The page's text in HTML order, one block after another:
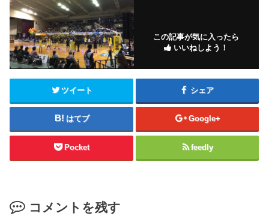
この記事が気に入ったら
いいねしよう！
ツイート シェア
はてブ Google+
Pocket feedly
コメントを残す